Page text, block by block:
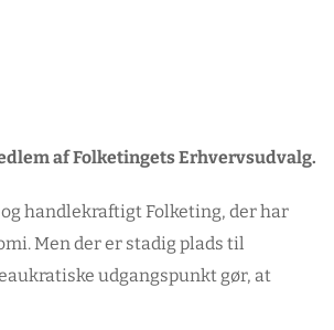
af Folketingets Erhvervsudvalg.
handlekraftigt Folketing, der har
Men der er stadig plads til
udgangspunkt gør, at